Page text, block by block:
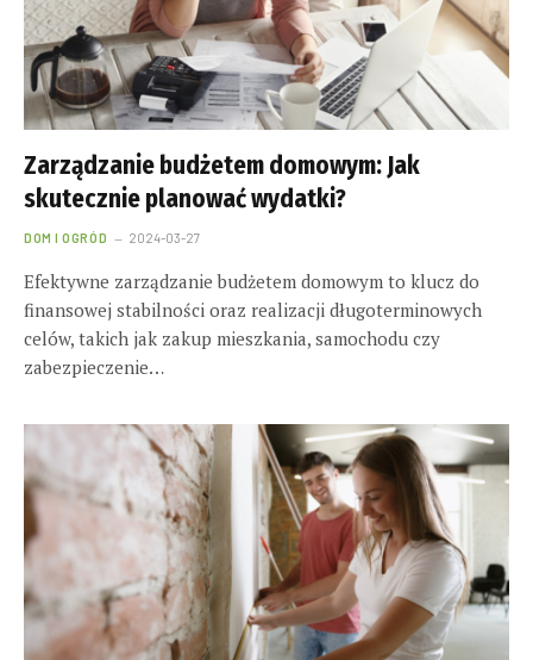
Zarządzanie budżetem domowym: Jak
skutecznie planować wydatki?
DOM I OGRÓD 2024-03-27
Efektywne zarządzanie budżetem domowym to klucz do
finansowej stabilności oraz realizacji długoterminowych
celów, takich jak zakup mieszkania, samochodu czy
zabezpieczenie…